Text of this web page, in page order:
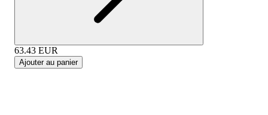
63.43 EUR
Ajouter au panier